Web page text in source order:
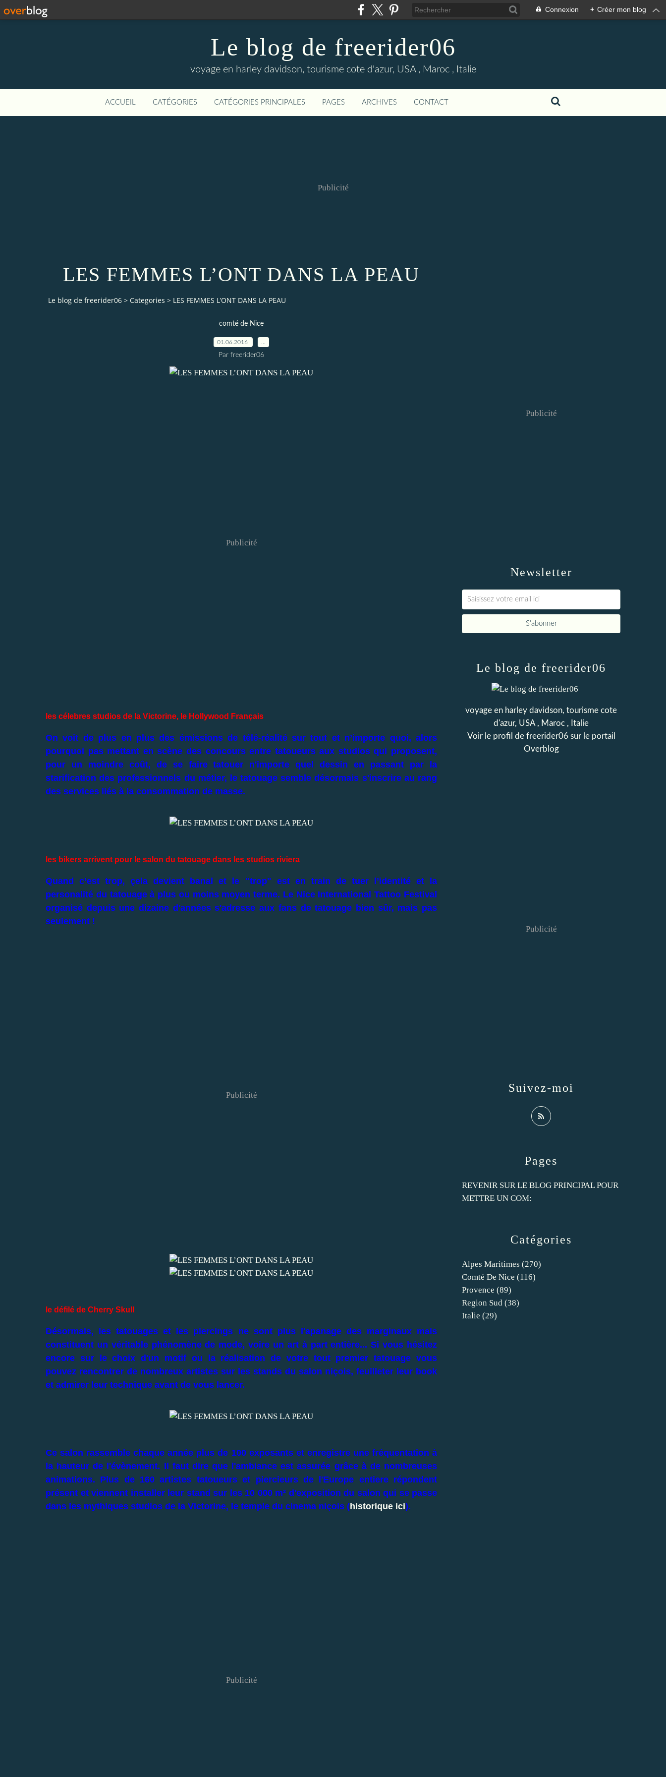
Connexion + Créer mon blog
Le blog de freerider06
voyage en harley davidson, tourisme cote d'azur, USA , Maroc , Italie
ACCUEIL CATÉGORIES CATÉGORIES PRINCIPALES PAGES ARCHIVES CONTACT
Publicité
LES FEMMES L’ONT DANS LA PEAU
Le blog de freerider06 > Categories > LES FEMMES L’ONT DANS LA PEAU
comté de Nice
01.06.2016
Par freerider06
Publicité
les célebres studios de la Victorine, le Hollywood Français
On voit de plus en plus des émissions de télé-réalité sur tout et n’importe quoi, alors
pourquoi pas mettant en scène des concours entre tatoueurs aux studios qui proposent,
pour un moindre coût, de se faire tatouer n'importe quel dessin en passant par la
starification des professionnels du métier, le tatouage semble désormais s'inscrire au rang
des services liés à la consommation de masse.
les bikers arrivent pour le salon du tatouage dans les studios riviera
Quand c’est trop, çela devient banal et le "trop" est en train de tuer l’identité et la
personalité du tatouage à plus ou moins moyen terme. Le Nice International Tattoo Festival
organisé depuis une dizaine d'années s'adresse aux fans de tatouage bien sûr, mais pas
seulement !
Publicité
le défilé de Cherry Skull
Désormais, les tatouages et les piercings ne sont plus l'apanage des marginaux mais
constituent un véritable phénomène de mode, voire un art à part entière... Si vous hésitez
encore sur le choix d'un motif ou la réalisation de votre tout premier tatouage vous
pouvez rencontrer de nombreux artistes sur les stands du salon niçois, feuilleter leur book
et admirer leur technique avant de vous lancer.
Ce salon rassemble chaque année plus de 100 exposants et enregistre une fréquentation à
la hauteur de l'évènement. Il faut dire que l'ambiance est assurée grâce à de nombreuses
animations. Plus de 160 artistes tatoueurs et piercieurs de l'Europe entiere répondent
présent et viennent installer leur stand sur les 10 000 m² d'exposition du salon qui se passe
dans les mythiques studios de la Victorine, le temple du cinema niçois (historique ici).
Publicité
Newsletter
Publicité
Catégories
Alpes Maritimes (270)
Comté De Nice (116)
Provence (89)
Region Sud (38)
Italie (29)
Pages
REVENIR SUR LE BLOG PRINCIPAL POUR
METTRE UN COM:
Le blog de freerider06
voyage en harley davidson, tourisme cote
d'azur, USA , Maroc , Italie
Voir le profil de freerider06 sur le portail
Overblog
Suivez-moi
Publicité